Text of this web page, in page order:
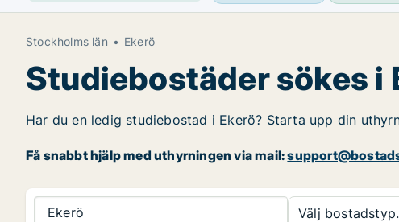
Stockholms län Ekerö
Studiebostäder sökes i
Har du en ledig studiebostad i Ekerö? Starta upp din
Få snabbt hjälp med uthyrningen via mail:
Ekerö Välj